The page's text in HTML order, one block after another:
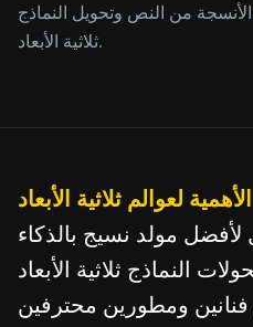
الأنسجة من النص وتحويل النماذج
ثلاثية الأبعاد.
لعوالم ثلاثية الأبعاد
لأفضل مولد نسيج بالذكاء
النماذج ثلاثية الأبعاد
مع فنانين ومطورين محترفين